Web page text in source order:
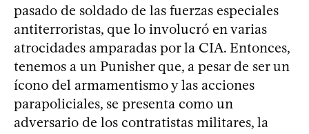
pasado de soldado de las fuerzas especiales
antiterroristas, que lo involucró en varias
atrocidades amparadas por la CIA. Entonces,
tenemos a un Punisher que, a pesar de ser un
ícono del armamentismo y las acciones
parapoliciales, se presenta como un
adversario de los contratistas militares, la